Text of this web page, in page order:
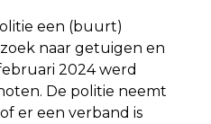
een (buurt)
naar getuigen en
2024 werd
De politie neemt
er een verband is